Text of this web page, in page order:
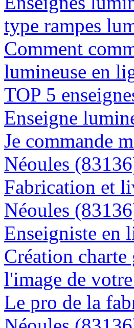
type rampes
Comment
lumineuse en
TOP 5
Enseigne
Je commande
Néoules
Fabrication et
Néoules
Enseigniste en
Création
l'image de
Le pro de la